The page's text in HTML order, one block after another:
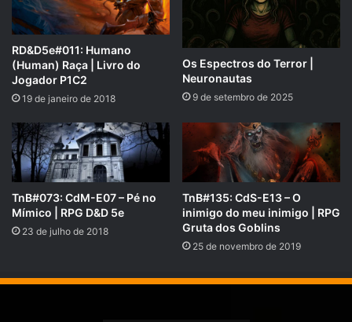
artigo com o passo a passo:
https://suporte.apoia.se/hc/pt-
br/articles/30944727495579-Ou%C3%A7a-%C3%A1udios-
exclusivos-da-APOIA-se-no-Spotify
Obrigado por apoiar nosso trabalho! Seu suporte faz toda a
diferença.
RD&D5e#011: Humano
(Human) Raça | Livro do
Jogador P1C2
19 de janeiro de 2018
Os Espectros do Terror |
Neuronautas
9 de setembro de 2025
TnB#073: CdM-E07 – Pé no
Mímico | RPG D&D 5e
23 de julho de 2018
TnB#135: CdS-E13 – O
inimigo do meu inimigo | RPG
Gruta dos Goblins
25 de novembro de 2019